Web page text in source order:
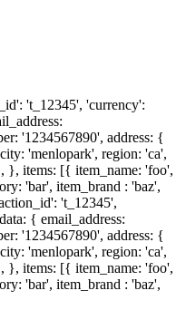
't_12345', 'currency':
'1234567890', address: {
'menlopark', region: 'ca',
}, items: [{ item_name: 'foo',
'bar', item_brand : 'baz',
't_12345',
{ email_address:
'1234567890', address: {
'menlopark', region: 'ca',
}, items: [{ item_name: 'foo',
'bar', item_brand : 'baz',